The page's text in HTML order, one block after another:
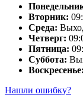
Вторник:
Среда:
Четверг:
Пятница:
Суббота:
Воскресенье:
Нашли ошибку?